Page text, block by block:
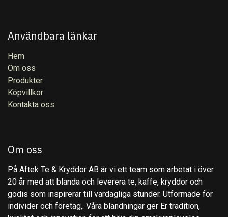
Användbara länkar
Hem
Om oss
Produkter
Köpvillkor
Kontakta oss
Om oss
På Aftek Te & Kryddor AB är vi ett team som arbetat i över
20 år med att blanda och leverera te, kaffe, kryddor och
godis som inspirerar till vardagliga stunder. Utformade för
individer och företag,. Våra blandningar ger Er tradition,